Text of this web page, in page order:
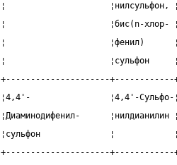
¦
¦                     ¦бис(n-
¦                     ¦фенил)
¦                     ¦сульфон
+---------------------+------------
¦4,4'-                ¦4,4'-
¦Диаминодифенил-
¦сульфон              ¦
+---------------------+------------